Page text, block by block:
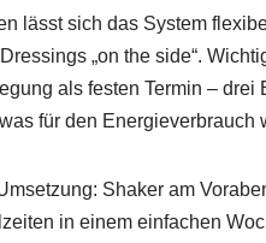
lässt sich das System
„on the side“.
als festen Termin –
für den
Shaker am
in einem einfachen